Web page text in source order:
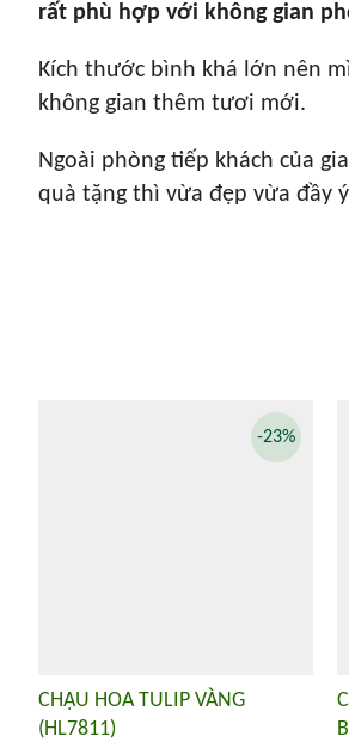
rất phù hợp với không gian
Kích thước bình khá lớn nên
không gian thêm tươi mới.
Ngoài phòng tiếp khách của
quà tặng thì vừa đẹp vừa đầy
CHẬU HOA TULIP VÀNG
(HL7811)
-23%